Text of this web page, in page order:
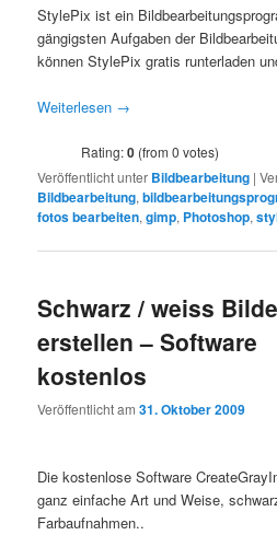
StylePix ist ein
gängigsten Aufgaben der
können StylePix gratis runterladen
Weiterlesen →
Rating:0 (from 0 votes)
Veröffentlicht unter Bildbearbeitung |
Bildbearbeitung,
fotos bearbeiten,gimp, Photoshop,
Schwarz / weiss
erstellen – Software
kostenlos
Veröffentlicht am31. Oktober 2009
Die kostenlose Software
ganz einfache Art und Weise,
Farbaufnahmen..